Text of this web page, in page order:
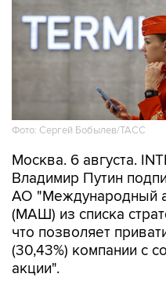
Фото: Сергей Бобылев/ТАСС
Москва. 6 августа.
Владимир Путин
АО "Международный
(МАШ) из списка
что позволяет
(30,43%) компании с
акции".